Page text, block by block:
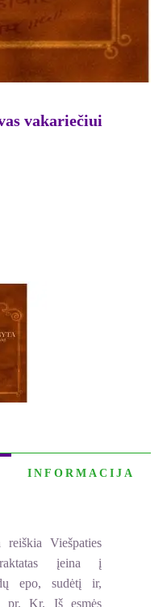
vakariečiui
INFORMACIJA
reiškia Viešpaties
įeina į
epo, sudėtį ir,
pr. Kr. Iš esmės